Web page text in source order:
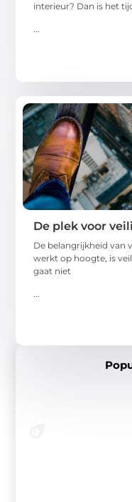
interieur? Dan is het
...
De plek voor
De belangrijkheid van
werkt op hoogte, is
gaat niet
...